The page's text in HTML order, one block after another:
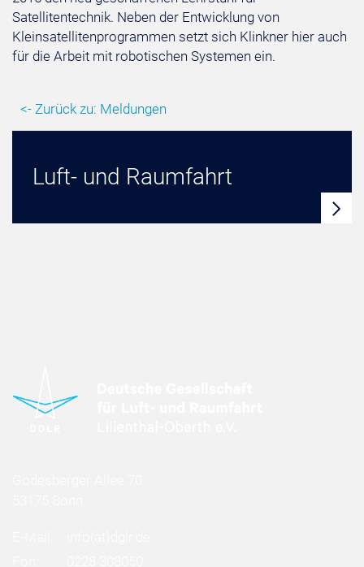
Satellitentechnik. Neben der Entwicklung von
Kleinsatellitenprogrammen setzt sich Klinkner hier auch
für die Arbeit mit robotischen Systemen ein.
<- Zurück zu: Meldungen
Luft- und Raumfahrt